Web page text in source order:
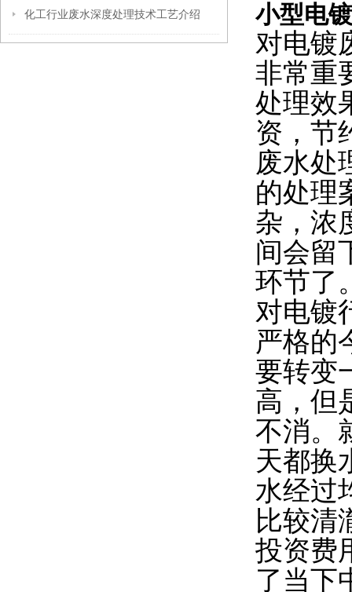
化工行业废水深度处理技术工艺介绍 小型电
对电镀
非常重
处理效
资，节
废水处
的处理
杂，浓
间会留
环节了
对电镀
严格的
要转变
高，但
不消。
天都换
水经过
比较清
投资费
了当下